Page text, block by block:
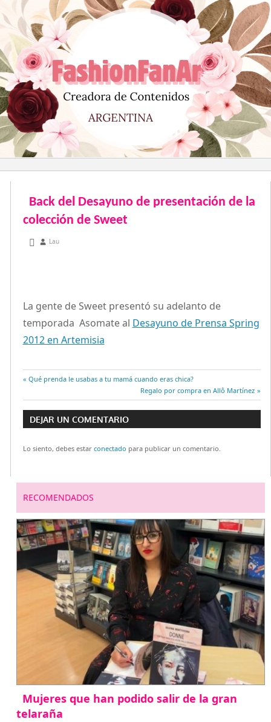
al
contenido
Back del Desayuno de presentación de la
colección de Sweet
octubre 15, 2012
Lau
La gente de Sweet presentó su adelanto de
temporada Asomate al Desayuno de Prensa Spring
2012 en Artemisia
Navegación
de
entradas
Entrada
Qué prenda le usabas a tu mamá cuando eras chica?
Entrada
siguiente:
Regalo por compra en Allô Martínez
DEJAR UN COMENTARIO
Lo siento, debes estar conectado para publicar un comentario.
RECOMENDADOS
Mujeres que han podido salir de la gran
telaraña